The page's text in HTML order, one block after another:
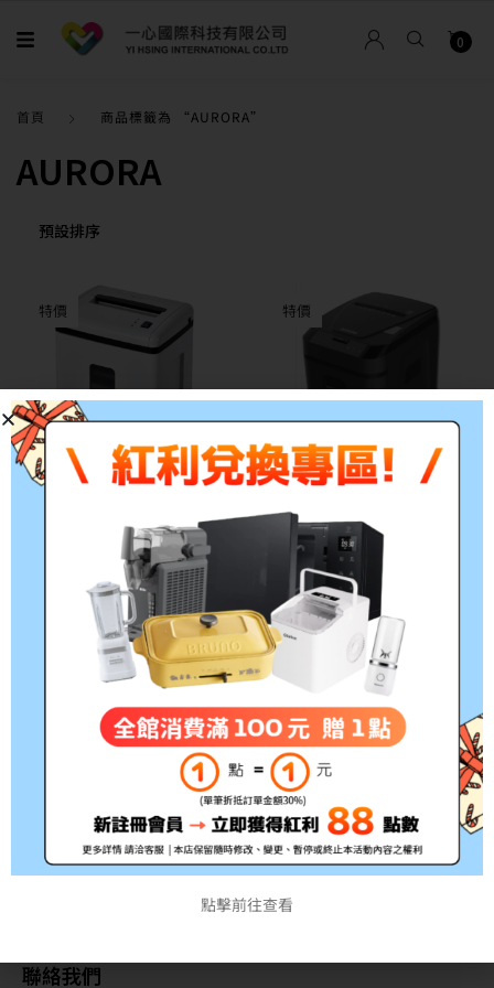
0
首頁 商品標籤為 “AURORA”
AURORA
特價
【震旦 AURORA】 10張細
碎式超靜音高碎量多功能碎
紙機(22公升)AS1030CD
8,280NT$ 6,900
特價
【震旦 AURORA】200張細
碎式全自動碎紙機 (32公升)
AS200AMQ
NT$20,160NT$
關於我們
付款方式說明
商品
訂單查詢
訂單相關說明
聯絡我們
點擊前往查看